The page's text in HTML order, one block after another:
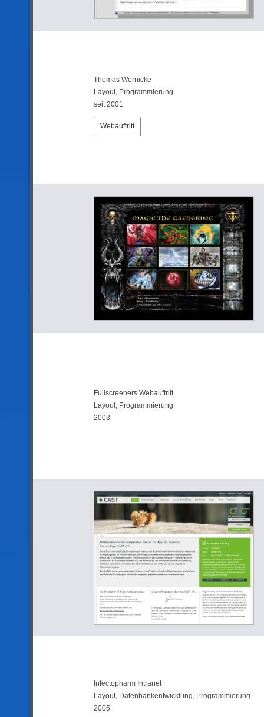
Infectopharm Intranet
Layout, Datenbankentwicklung, Programmierung
2005
Fullscreeners Webauftritt
Layout, Programmierung
2003
Thomas Wernicke
Layout, Programmierung
seit 2001
Webauftritt